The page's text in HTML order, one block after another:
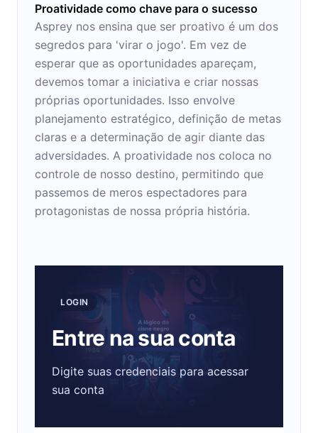
Proatividade como chave para o sucesso
Asprey nos ensina que ser proativo é um dos
segredos para 'virar o jogo'. Em vez de
esperar que as oportunidades apareçam,
devemos tomar a iniciativa e criar nossas
próprias oportunidades. Isso envolve
planejamento estratégico, definição de metas
claras e a determinação de agir diante das
adversidades. A proatividade nos coloca no
controle de nosso destino, permitindo que
passemos de meros espectadores para
protagonistas de nossa própria história.
LOGIN
Entre na sua conta
Digite suas credenciais para acessar
sua conta